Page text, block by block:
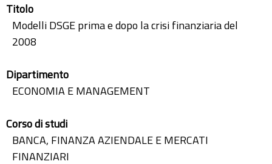
Titolo
Modelli DSGE prima e dopo la crisi finanziaria del
2008
Dipartimento
ECONOMIA E MANAGEMENT
Corso di studi
BANCA, FINANZA AZIENDALE E MERCATI
FINANZIARI